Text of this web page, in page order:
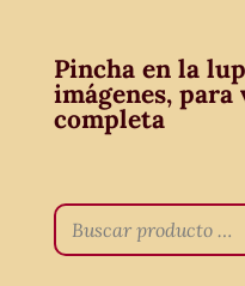
Pincha en la
imágenes,
completa